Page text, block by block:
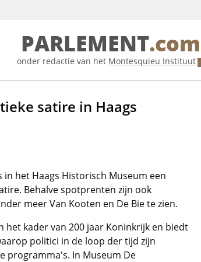
PARLEMENT.com
onder redactie van het Montesquieu Instituut
satire in Haags
in het Haags Historisch Museum een
Behalve spotprenten zijn ook
meer Van Kooten en De Bie te zien.
kader van 200 jaar Koninkrijk en biedt
politici in de loop der tijd zijn
programma's. In Museum De